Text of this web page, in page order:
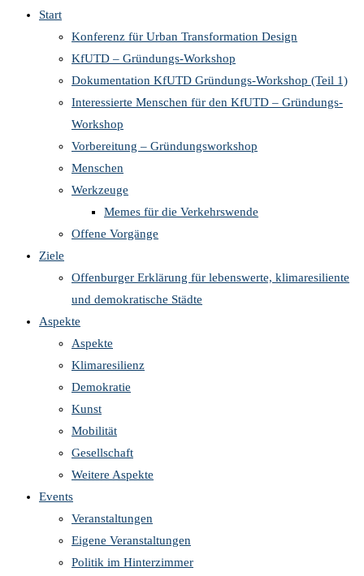
the
search
panel.
close
the
search
panel.
Start
Konferenz für Urban Transformation Design
KfUTD – Gründungs-Workshop
Dokumentation KfUTD Gründungs-Workshop (Teil 1)
Interessierte Menschen für den KfUTD – Gründungs-
Workshop
Vorbereitung – Gründungsworkshop
Menschen
Werkzeuge
Memes für die Verkehrswende
Offene Vorgänge
Ziele
Offenburger Erklärung für lebenswerte, klimaresiliente
und demokratische Städte
Aspekte
Aspekte
Klimaresilienz
Demokratie
Kunst
Mobilität
Gesellschaft
Weitere Aspekte
Events
Veranstaltungen
Eigene Veranstaltungen
Politik im Hinterzimmer